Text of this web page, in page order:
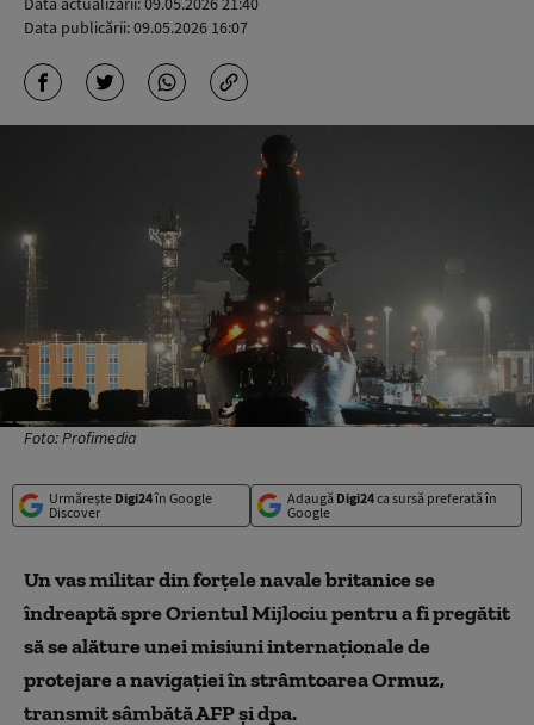
Data publicării:09.05.2026 16:07
Foto: Profimedia
Urmărește Digi24în Google
Discover
Adaugă Digi24ca sursă preferată în
Google
Un vas militar din forţele navale britanice se
îndreaptă spre Orientul Mijlociu pentru a fi pregătit
să se alăture unei misiuni internaţionale de
protejare a navigaţiei în strâmtoarea Ormuz,
transmit sâmbătă AFP şi dpa.